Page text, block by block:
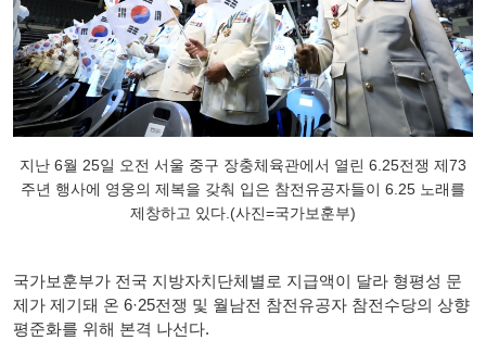
지난 6월 25일 오전 서울 중구 장충체육관에서 열린 6.25전쟁 제73
주년 행사에 영웅의 제복을 갖춰 입은 참전유공자들이 6.25 노래를
제창하고 있다.(사진=국가보훈부)
국가보훈부가 전국 지방자치단체별로 지급액이 달라 형평성 문
제가 제기돼 온 6·25전쟁 및 월남전 참전유공자 참전수당의 상향
평준화를 위해 본격 나선다.